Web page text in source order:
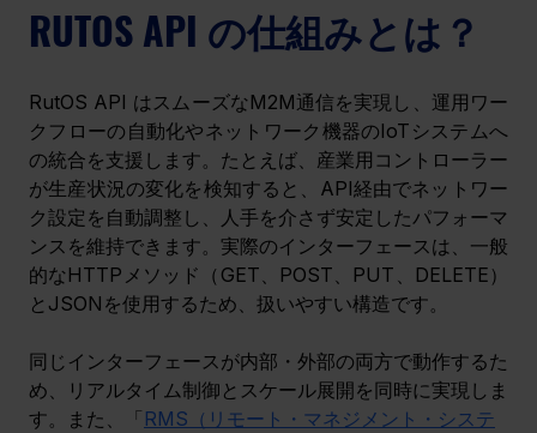
RUTOS API の仕組みとは？
RutOS API はスムーズなM2M通信を実現し、運用ワー
クフローの自動化やネットワーク機器のIoTシステムへ
の統合を支援します。たとえば、産業用コントローラー
が生産状況の変化を検知すると、API経由でネットワー
ク設定を自動調整し、人手を介さず安定したパフォーマ
ンスを維持できます。実際のインターフェースは、一般
的なHTTPメソッド（GET、POST、PUT、DELETE）
とJSONを使用するため、扱いやすい構造です。
同じインターフェースが内部・外部の両方で動作するた
め、リアルタイム制御とスケール展開を同時に実現しま
す。また、「 RMS（リモート・マネジメント・システ